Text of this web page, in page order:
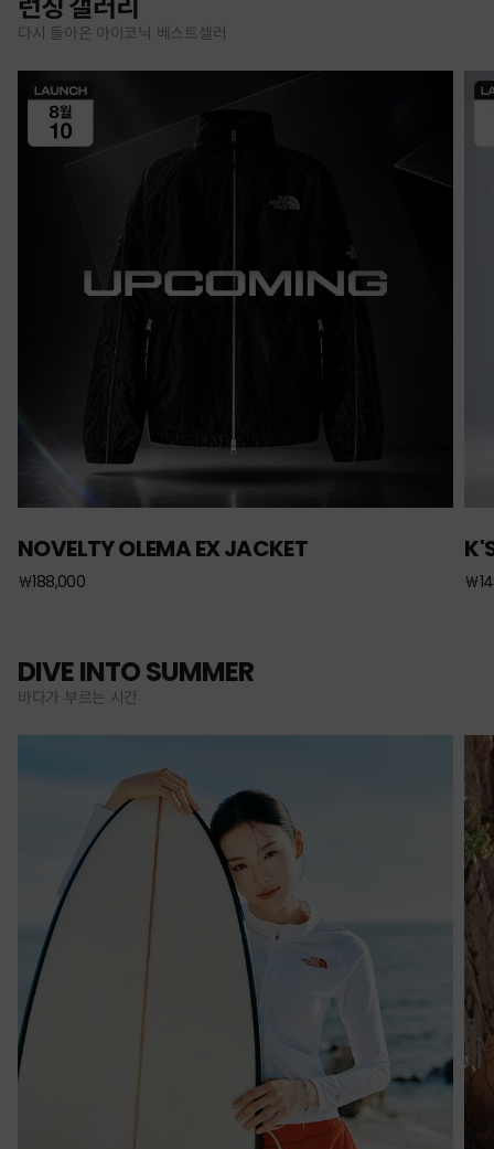
런칭 갤러리
다시 돌아온 아이코닉 베스트셀러
NOVELTY OLEMA EX JACKET
￦188,000 ￦
DIVE INTO SUMMER
바다가 부르는 시간